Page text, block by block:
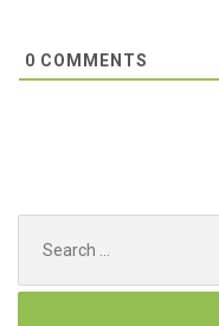
0 COMMENTS
for: